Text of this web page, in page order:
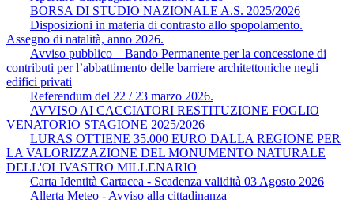
BORSA DI STUDIO NAZIONALE A.S. 2025/2026
Disposizioni in materia di contrasto allo spopolamento.
Assegno di natalità, anno 2026.
Avviso pubblico – Bando Permanente per la concessione di
contributi per l’abbattimento delle barriere architettoniche negli
edifici privati
Referendum del 22 / 23 marzo 2026.
AVVISO AI CACCIATORI RESTITUZIONE FOGLIO
VENATORIO STAGIONE 2025/2026
LURAS OTTIENE 35.000 EURO DALLA REGIONE PER
LA VALORIZZAZIONE DEL MONUMENTO NATURALE
DELL'OLIVASTRO MILLENARIO
Carta Identità Cartacea - Scadenza validità 03 Agosto 2026
Allerta Meteo - Avviso alla cittadinanza